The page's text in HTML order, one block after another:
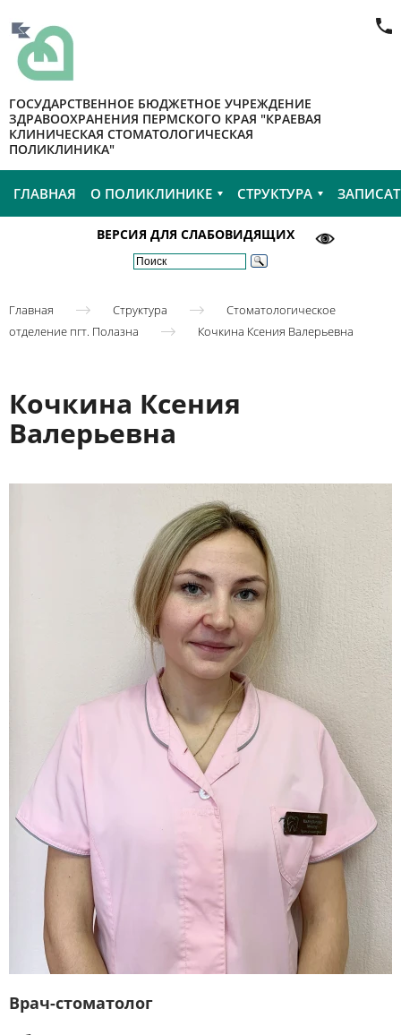
ГОСУДАРСТВЕННОЕ БЮДЖЕТНОЕ УЧРЕЖДЕНИЕ
ЗДРАВООХРАНЕНИЯ ПЕРМСКОГО КРАЯ "КРАЕВАЯ
КЛИНИЧЕСКАЯ СТОМАТОЛОГИЧЕСКАЯ
ПОЛИКЛИНИКА"
ГЛАВНАЯ О ПОЛИКЛИНИКЕ СТРУКТУРА
ВЕРСИЯ ДЛЯ СЛАБОВИДЯЩИХ
Главная Структура
Стоматологическое
отделение пгт. Полазна
Кочкина Ксения Валерьевна
Кочкина Ксения
Валерьевна
Врач-стоматолог